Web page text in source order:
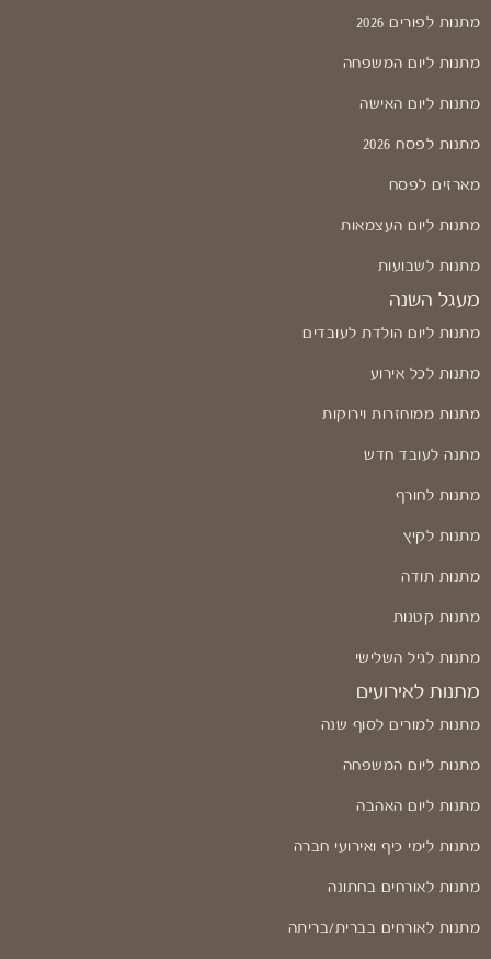
מתנות לפורים 2026
מתנות ליום המשפחה
מתנות ליום האישה
מתנות לפסח 2026
מארזים לפסח
מתנות ליום העצמאות
מתנות לשבועות
מעגל השנה
מתנות ליום הולדת לעובדים
מתנות לכל אירוע
מתנות ממוחזרות וירוקות
מתנה לעובד חדש
מתנות לחורף
מתנות לקיץ
מתנות תודה
מתנות קטנות
מתנות לגיל השלישי
מתנות לאירועים
מתנות למורים לסוף שנה
מתנות ליום המשפחה
מתנות ליום האהבה
מתנות לימי כיף ואירועי חברה
מתנות לאורחים בחתונה
מתנות לאורחים בברית/בריתה